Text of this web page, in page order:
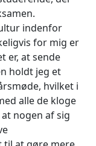
indenfor
for mig er
er, at sende
holdt jeg et
hvilket i
alle de kloge
nogen af sig